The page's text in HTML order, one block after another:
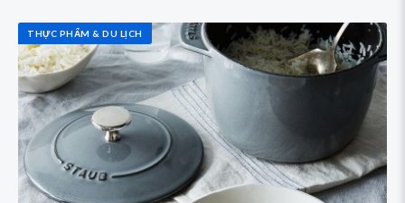
THỰC PHẨM & DU LỊCH